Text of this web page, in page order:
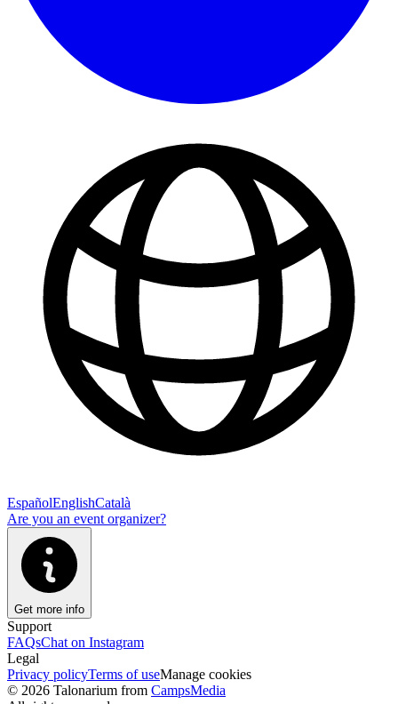
EspañolEnglishCatalà
Are you an event organizer?
Get more info
Support
FAQsChat on Instagram
Legal
Privacy policyTerms of useManage cookies
© 2026 Talonarium from CampsMedia